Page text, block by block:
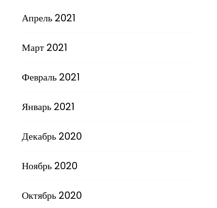
Апрель 2021
Март 2021
Февраль 2021
Январь 2021
Декабрь 2020
Ноябрь 2020
Октябрь 2020